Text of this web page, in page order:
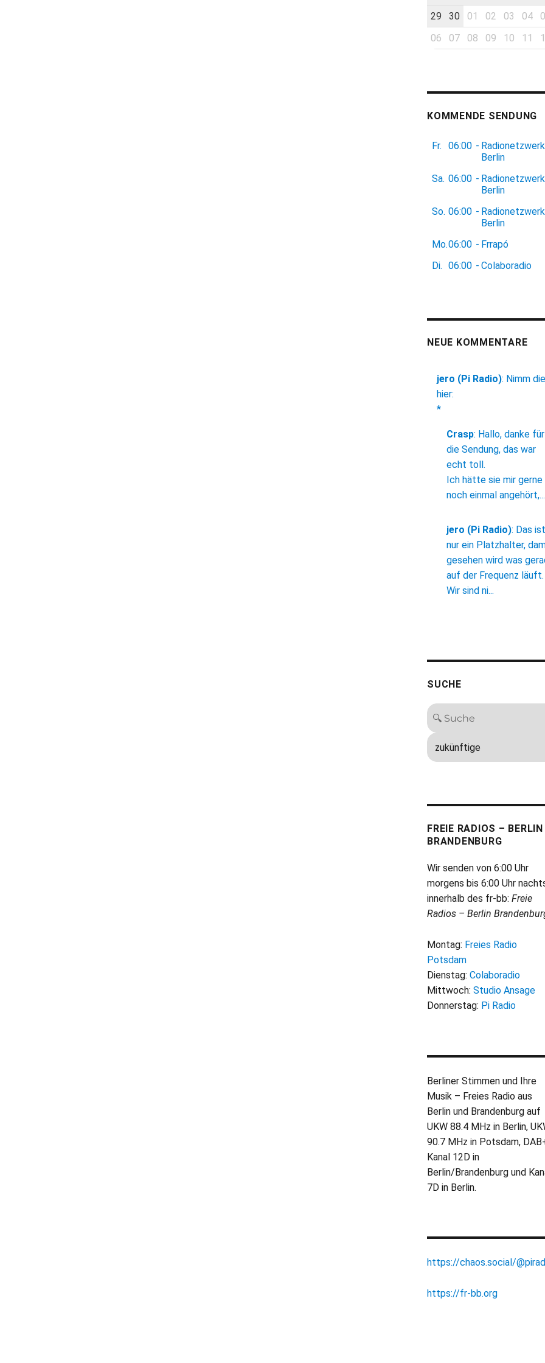
29
30 01 02 03 04
06
07 08 09 10 11
KOMMENDE SENDUNG
Fr. 06:00 - Radionetzwerk
Berlin
Sa. 06:00 - Radionetzwerk
Berlin
So. 06:00 - Radionetzwerk
Berlin
Mo.06:00 - Frrapó
Di. 06:00 - Colaboradio
NEUE KOMMENTARE
jero (Pi Radio): Nimm die
hier:
*
Crasp: Hallo, danke für
die Sendung, das war
echt toll.
Ich hätte sie mir gerne
noch einmal angehört,...
jero (Pi Radio): Das ist
nur ein Platzhalter,
gesehen wird was
auf der Frequenz läuft.
Wir sind ni...
SUCHE
FREIE RADIOS – BERLIN
BRANDENBURG
Wir senden von 6:00 Uhr
morgens bis 6:00 Uhr
innerhalb des fr-bb: Freie
Radios – Berlin
Montag: Freies Radio
Potsdam
Dienstag: Colaboradio
Mittwoch: Studio Ansage
Donnerstag: Pi Radio
Berliner Stimmen und Ihre
Musik – Freies Radio aus
Berlin und Brandenburg auf
UKW 88.4 MHz in Berlin,
90.7 MHz in Potsdam,
Kanal 12D in
Berlin/Brandenburg und
7D in Berlin.
https://chaos.social/
https://fr-bb.org